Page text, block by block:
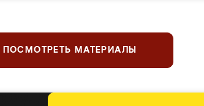
ПОСМОТРЕТЬ МАТЕРИАЛЫ